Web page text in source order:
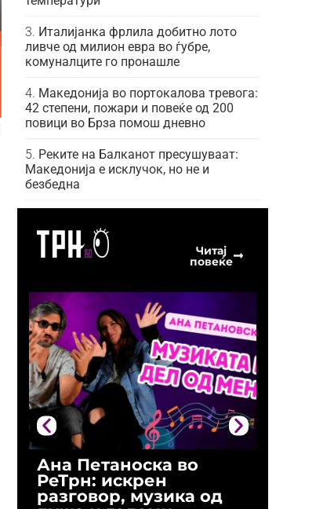
Италијанка фрлила добитно лото
ливче од милион евра во ѓубре,
комуналците го пронашле
Македонија во портокалова тревога:
42 степени, пожари и повеќе од 200
повици во Брза помош дневно
Реките на Балканот пресушуваат:
Македонија е исклучок, но не и
безбедна
Читај
повеќе
Ана Петаноска во
РеТрн: искрен
разговор, музика од